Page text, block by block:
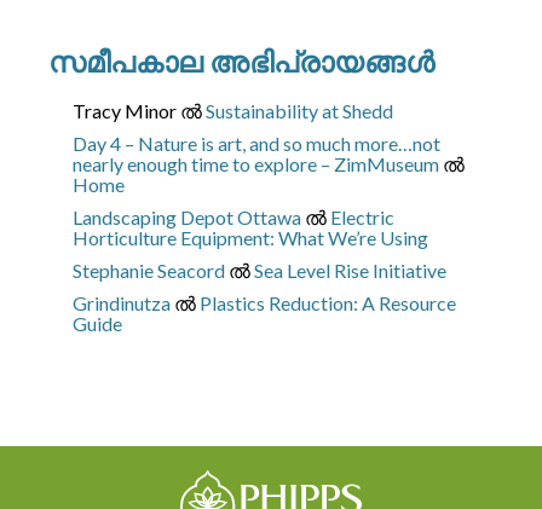
സമീപകാല അഭിപ്രായങ്ങൾ
Tracy Minor ല്‍Sustainability at Shedd
Day 4 – Nature is art, and so much more…not
nearly enough time to explore – ZimMuseum ല്‍
Home
Landscaping Depot Ottawa ല്‍ Electric
Horticulture Equipment: What We’re Using
Stephanie Seacord ല്‍Sea Level Rise Initiative
Grindinutza ല്‍ Plastics Reduction: A Resource
Guide